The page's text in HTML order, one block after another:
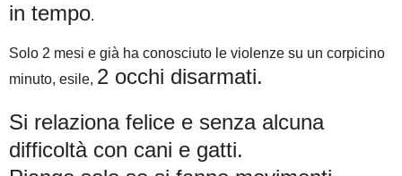
in tempo.
Solo 2 mesi e già ha conosciuto le violenze su un corpicino
minuto, esile, 2 occhi disarmati.
Si relaziona felice e senza alcuna
difficoltà con cani e gatti.